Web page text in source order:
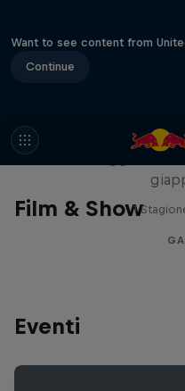
Want to see content from
Continue
Film & Show
1
Eventi